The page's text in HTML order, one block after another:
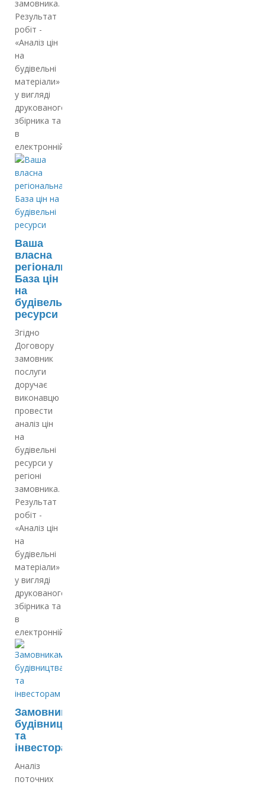
замовника.
Результат
робіт -
«Аналіз цін
на
будівельні
матеріали»
у вигляді
друкованого
збірника та
в
електронній…
Ваша
власна
регіональна
База цін
на
будівельні
ресурси
Згідно
Договору
замовник
послуги
доручає
виконавцю
провести
аналіз цін
на
будівельні
ресурси у
регіоні
замовника.
Результат
робіт -
«Аналіз цін
на
будівельні
матеріали»
у вигляді
друкованого
збірника та
в
електронній…
Замовникам
будівництва
та
інвесторам
Аналіз
поточних